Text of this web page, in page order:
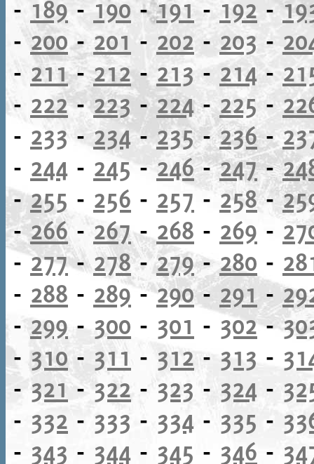
- 189- 190 -191- 192 -
-200-201 - 202 - 203 -
- 211-212-213- 214-
- 222-223-224- 225-
- 233 -234- 235-236-
- 244 - 245-246-247-
-255 - 256 - 257 - 258-
-266 - 267- 268 - 269 -
-277-278-279-280 -
- 288 - 289-290-291 -
-299 - 300 - 301 - 302-
-310-311 - 312- 313 -
-321 -322 - 323 - 324 -
- 332 - 333 - 334 - 335 -
- 343 - 344 - 345 - 346 -